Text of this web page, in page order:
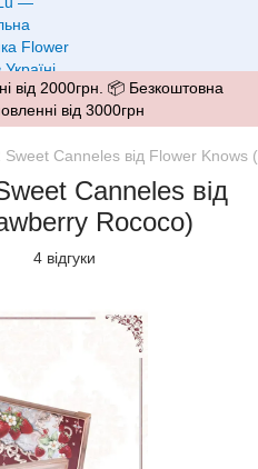
від 2000грн. 📦 Безкоштовна
від 3000грн
Sweet Canneles від Flower
Canneles від
Rococo)
4 відгуки